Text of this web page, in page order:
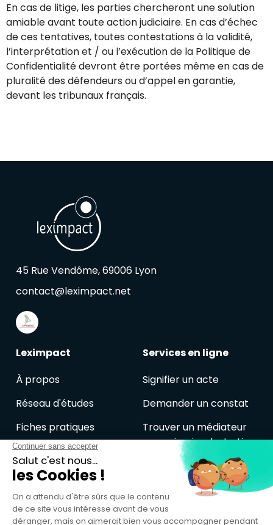
En cas de litige, les parties chercheront une solution
amiable avant toute action judiciaire. En cas d’échec
de ces tentatives, toutes contestations à la validité,
l’interprétation et / ou l’exécution de la Politique de
Confidentialité devront être portées même en cas de
pluralité des défendeurs ou d’appel en garantie,
devant les tribunaux français.
45 Rue Vendôme, 69006 Lyon
contact@leximpact.net
Leximpact
À propos
Réseau d'études
Fiches pratiques
Veille juridique
Services en ligne
Signifier un acte
Demander un constat
Trouver un médiateur
commissaire de Justice
Je suis avocat
Contactez-nous